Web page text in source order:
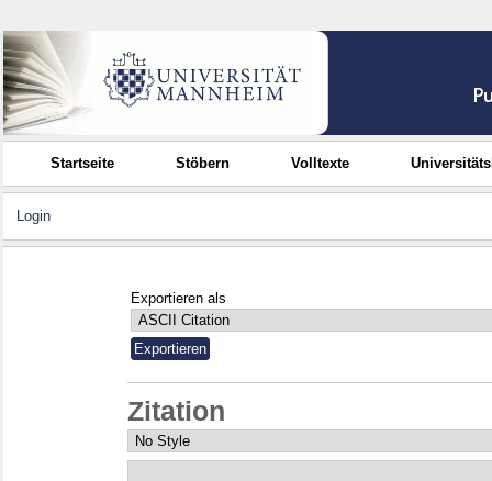
Startseite Stöbern Volltexte
Login
Exportieren als
Zitation